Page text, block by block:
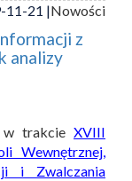
11-21 |Nowości
z
analizy
w trakcie XVIII
Wewnętrznej,
i Zwalczania